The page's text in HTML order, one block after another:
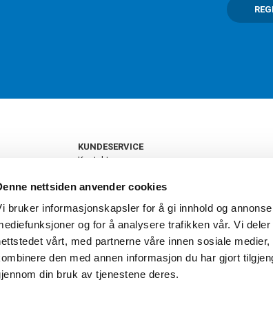
nettsiden anvender cookies
bruker informasjonskapsler for å gi innhold og
og for å analysere trafikken vår. Vi
vårt, med partnerne våre innen sosiale
den med annen informasjon du har gjort
din bruk av tjenestene deres.
KUNDESERVICE
Kontakt oss
Retur og bytte
Personvern
Frakt og levering
Ledige stillinger
FAQ - Ofte stilte spørsmål
Åpenhetsloven